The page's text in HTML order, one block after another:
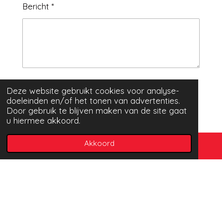
Deze website gebruikt cookies voor analyse-
doeleinden en/of het tonen van advertenties.
Door gebruik te blijven maken van de site gaat
u hiermee akkoord.
Akkoord
Bericht *
Verzenden
AdresVan Weelystraat 22678 AV De Lier